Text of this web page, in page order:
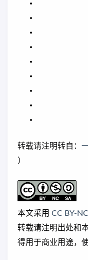
转载请注明转自：
）
本文采用 CC BY-
转载请注明出处和
得用于商业用途，